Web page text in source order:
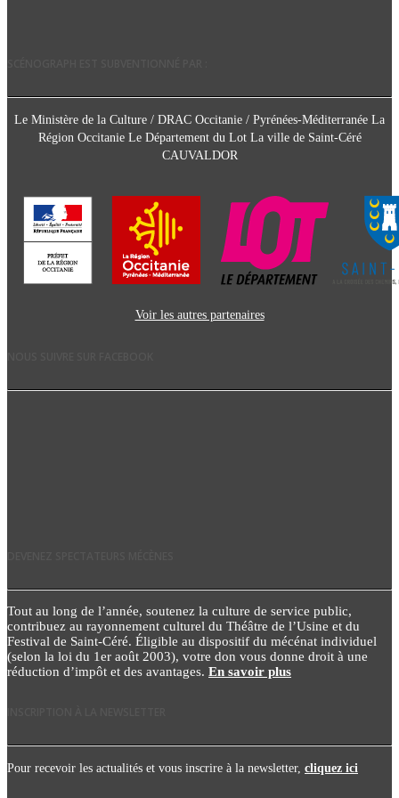
Le Ministère de la Culture / DRAC Occitanie / Pyrénées-Méditerranée La
Région Occitanie Le Département du Lot La ville de Saint-Céré
CAUVALDOR
Voir les autres partenaires
Tout au long de l’année, soutenez la culture de service public,
contribuez au rayonnement culturel du Théâtre de l’Usine et du
Festival de Saint-Céré. Éligible au dispositif du mécénat individuel
(selon la loi du 1er août 2003), votre don vous donne droit à une
réduction d’impôt et des avantages. En savoir plus
Pour recevoir les actualités et vous inscrire à la newsletter, cliquez ici